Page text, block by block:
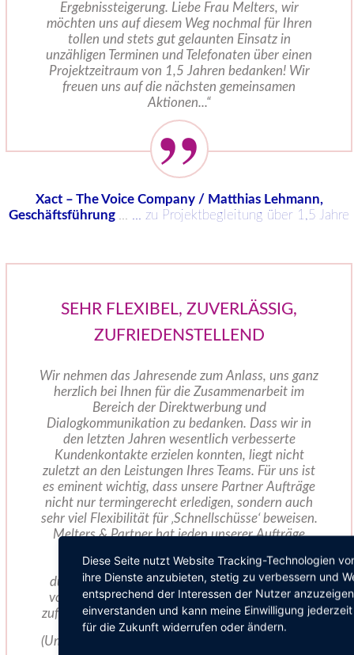
Ergebnissteigerung. Liebe Frau Melters, wir
möchten uns auf diesem Weg nochmal für Ihren
tollen und stets gut gelaunten Einsatz in
unzähligen Terminen und Telefonaten über einen
Projektzeitraum von 1,5 Jahren bedanken! Wir
freuen uns auf die nächsten gemeinsamen
Aktionen...“
Xact – The Voice Company / Matthias Lehmann,
Geschäftsführung
... zu Projektbegleitung über 1,5 Jahre
SEHR FLEXIBEL, ZUVERLÄSSIG,
ZUFRIEDENSTELLEND
Wir nehmen das Jahresende zum Anlass, uns ganz
herzlich bei Ihnen für die Zusammenarbeit im
Bereich der Direktwerbung und
Dialogkommunikation zu bedanken. Dass wir in
den letzten Jahren wesentlich verbesserte
Kundenkontakte erzielen konnten, liegt nicht
zuletzt an den Leistungen Ihres Teams. Für uns ist
es eminent wichtig, dass unsere Partner Aufträge
nicht nur termingerecht erledigen, sondern auch
sehr viel Flexibilität für ‚Schnellschüsse‘ beweisen.
Melters & Partner hat jeden unserer Aufträge
ansteckender Motivation und Kreativität
durchgeführt. Dass auch kurzfristige Aufgaben
von Ihnen und Ihren MitarbeiterInnen genauso
zufriedenstellend gelöst wurden, zeichnet Sie aus!
(Umsetzung von Vertriebsprojekten für ‚Forum der
Diese Seite nutzt Website Tracking-Technologien
ihre Dienste anzubieten, stetig zu verbessern und
entsprechend der Interessen der Nutzer
einverstanden und kann meine Einwilligung
für die Zukunft widerrufen oder ändern.